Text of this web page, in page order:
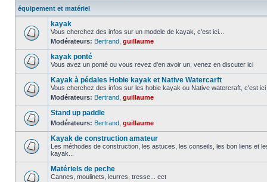
équipement et matériel
kayak
Vous cherchez des infos sur un modele de kayak, c'est ici...
Modérateurs: Bertrand guillaume
kayak ponté
Vous avez un ponté ou vous revez d'en avoir un, venez en discuter ici
Kayak à pédales Hobie kayak et Native Watercarft
Vous cherchez des infos sur les hobie kayak ou Native watercraft, c'est ici
Modérateurs: Bertrand guillaume
Stand up paddle
Modérateurs: Bertrand guillaume
Kayak de construction amateur
Les méthodes de construction, les astuces, les conseils, les bon liens et
kayak...
Matériels de peche
Cannes, moulinets, leurres, tresse... ect